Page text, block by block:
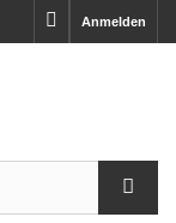
Anmelden